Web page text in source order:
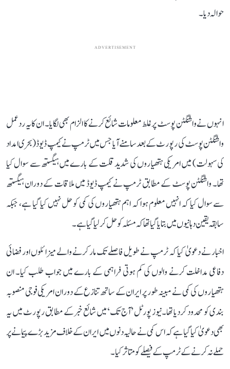
حوالہ دیا۔
ADVERTISEMENT
انہوں نے واشنگٹن پوسٹ پر غلط معلومات شائع کرنے کا الزام بھی لگایا۔ ان کا یہ ردعمل
واشنگٹن پوسٹ کی رپورٹ کے بعد سامنے آیا جس میں ٹرمپ نے کیمپ ڈیوڈ (بحری امداد
کی سہولت) میں امریکی ہتھیاروں کی شدید قلت کے بارے میں ہیگستھ سے سوال کیا
تھا۔ واشنگٹن پوسٹ کے مطابق ٹرمپ نے کیمپ ڈیوڈ میں ملاقات کے دوران ہیگستھ
سے سوال کیا کہ انہیں معلوم ہوا کہ اہم ہتھیاروں کی کمی کو حل نہیں کیا گیا ہے، جبکہ
سابقہ ​​یقین دہانیوں میں بتا یا گیا تھا کہ مسئلہ کو حل کر لیا گیا ہے۔
اخبار نے دعویٰ کیا کہ ٹرمپ نے طویل فاصلے تک مار کرنے والے میزائلوں اور فضائی
دفاعی مداخلت کرنے والوں کی کم ہوتی فراہمی کے بارے میں جواب طلب کیا۔ ان
ہتھیاروں کی کمی نے مبینہ طور پر ایران کے ساتھ تنازع کے دوران امریکی فوجی منصوبہ
بندی کو محدود کر دیا تھا۔نیوز پورٹل ’آج تک‘ میں شائع خبر کے مطابق رپورٹ میں یہ
بھی دعویٰ کیا گیا ہے کہ اس کمی نے حالیہ دنوں میں ایران کے خلاف مزید بڑے پیمانے پر
حملے نہ کرنے کے ٹرمپ کے فیصلے کو متاثر کیا۔